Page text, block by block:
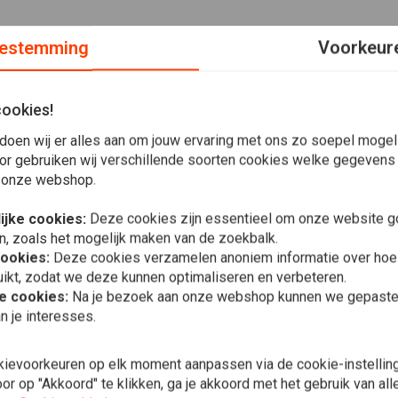
00-14 Softail (excl. Springers); 00-05 Dyna; 00-07
11,5"; CORROSIEBESTENDIGE LEGERING
die tot de beste op de markt behoren. Daarom kunnen
merken als het gaat om koppelings- en remdelen. De prijs
zoekfunctie of gewoon door te bladeren!
In
Remrotor
wij er alles aan om jouw ervaring met ons zo soepel
gebruiken wij verschillende soorten cookies welke
webshop.
cookies: Deze cookies zijn essentieel om onze website
zoals het mogelijk maken van de zoekbalk.
Deze cookies verzamelen anoniem informatie over
zodat we deze kunnen optimaliseren en verbeteren.
cookies: Na je bezoek aan onze webshop kunnen we
je interesses.
op elk moment aanpassen via de cookie-
op "Akkoord" te klikken, ga je akkoord met het gebruik van